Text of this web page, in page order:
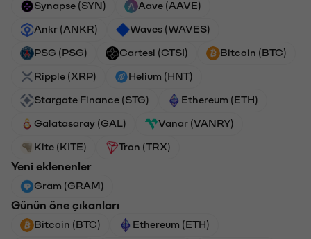
Synapse (SYN) Aave (AAVE)
Ankr (ANKR) Waves (WAVES)
PSG (PSG) Cartesi (CTSI) Bitcoin (BTC)
Ripple (XRP) Helium (HNT)
Stargate Finance (STG) Ethereum (ETH)
Galatasaray (GAL) Vanar (VANRY)
Kite (KITE) Tron (TRX)
Yeni eklenenler
Gram (GRAM)
Günün öne çıkanları
Bitcoin (BTC) Ethereum (ETH)